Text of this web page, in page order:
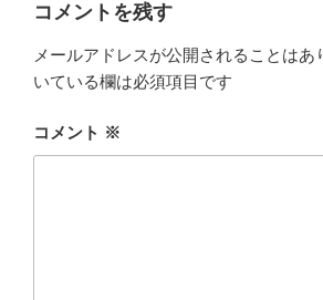
コメントを残す
メールアドレスが公開されることはあ
いている欄は必須項目です
コメント ※